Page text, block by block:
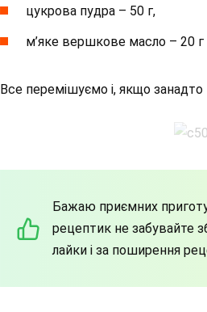
цукрова пудра – 50 г,
м’яке вершкове масло – 20 г
Все перемішуємо і, якщо
Бажаю приємних
рецептик не забувайте
лайки і за поширення